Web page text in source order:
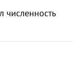
численность